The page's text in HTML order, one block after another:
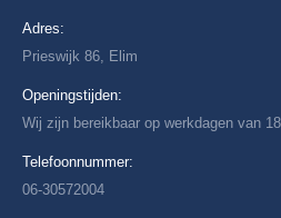
Adres:
Prieswijk 86, Elim
Openingstijden:
Wij zijn bereikbaar op werkdagen van
Telefoonnummer:
06-30572004